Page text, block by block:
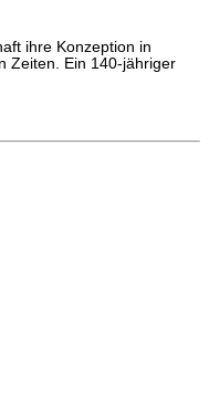
ihre Konzeption in
Zeiten. Ein 140-jähriger